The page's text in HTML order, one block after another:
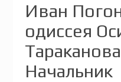
Иван
одиссея
Начальник